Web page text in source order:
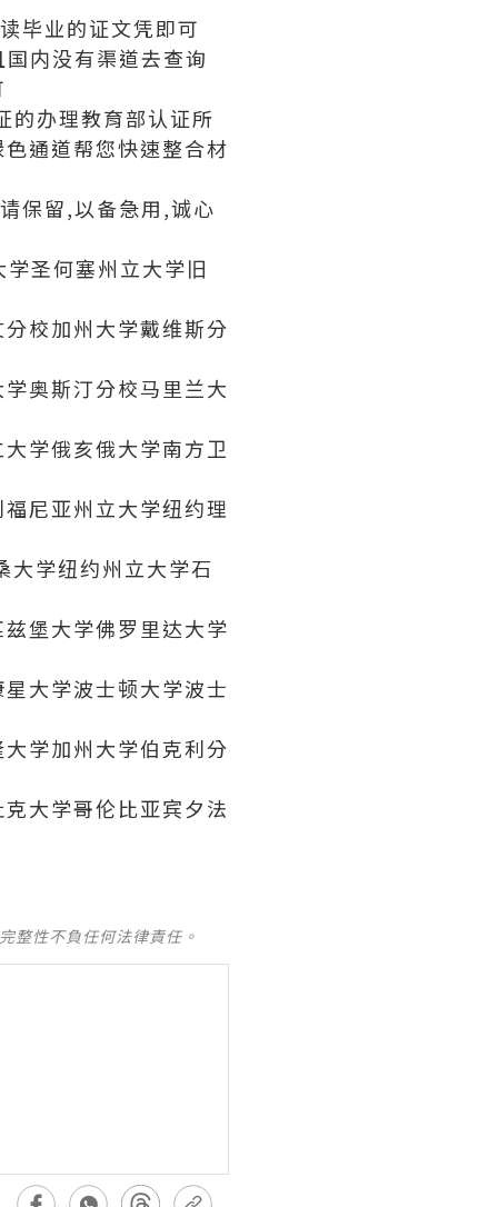
毕业的证文凭即可
内没有渠道去查询
的办理教育部认证所
通道帮您快速整合材
保留,以备急用,诚心
圣何塞州立大学旧
校加州大学戴维斯分
奥斯汀分校马里兰大
学俄亥俄大学南方卫
尼亚州立大学纽约理
大学纽约州立大学石
堡大学佛罗里达大学
大学波士顿大学波士
学加州大学伯克利分
大学哥伦比亚宾夕法
整性不負任何法律責任。